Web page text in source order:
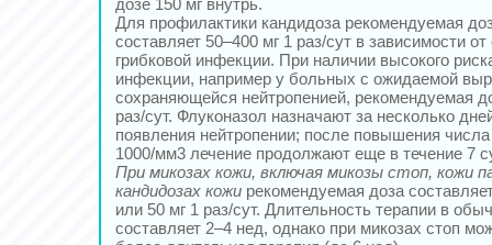
дозе 150 мг внутрь.
Для профилактики кандидоза рекомендуемая
составляет 50–400 мг 1 раз/сут в зависимости
грибковой инфекции. При наличии высокого
инфекции, например у больных с ожидаемой
сохраняющейся нейтропенией, рекомендуемая
раз/сут. Флуконазол назначают за несколько
появления нейтропении; после повышения
1000/мм3 лечение продолжают еще в течение 7
При микозах кожи, включая микозы стоп, кожи
кандидозах кожи рекомендуемая доза
или 50 мг 1 раз/сут. Длительность терапии в
составляет 2–4 нед, однако при микозах стоп